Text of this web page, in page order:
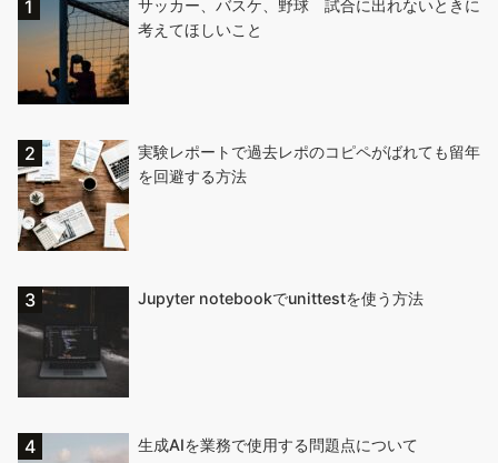
サッカー、バスケ、野球 試合に出れないときに
考えてほしいこと
実験レポートで過去レポのコピペがばれても留年
を回避する方法
Jupyter notebookでunittestを使う方法
生成AIを業務で使用する問題点について